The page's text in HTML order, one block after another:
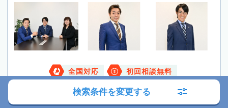
全国対応 初回相談無料
現在営業中 9:00～18:00
検索条件を変更する